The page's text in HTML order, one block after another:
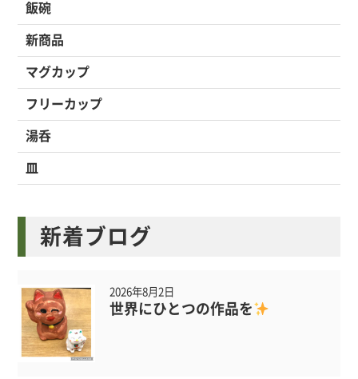
飯碗
新商品
マグカップ
フリーカップ
湯呑
皿
新着ブログ
2026年8月2日
世界にひとつの作品を